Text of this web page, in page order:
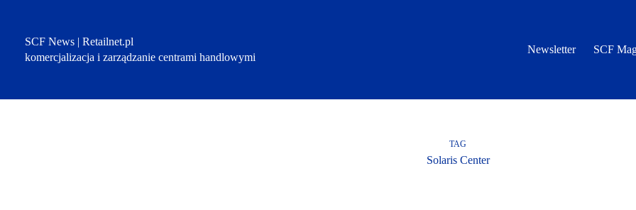
SCF News | Retailnet.pl
komercjalizacja i zarządzanie centrami handlowymi
Newsletter SCF
TAG
Solaris Center